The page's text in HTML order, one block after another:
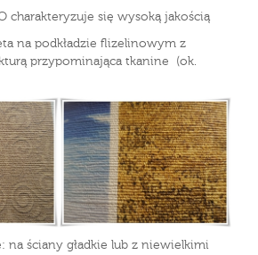
charakteryzuje się wysoką jakością
na podkładzie flizelinowym z
przypominająca tkanine (ok.
na ściany gładkie lub z niewielkimi